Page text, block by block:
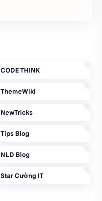
Share
CODE THINK
ThemeWiki
NewTricks
Tips Blog
NLD Blog
Star Cường IT